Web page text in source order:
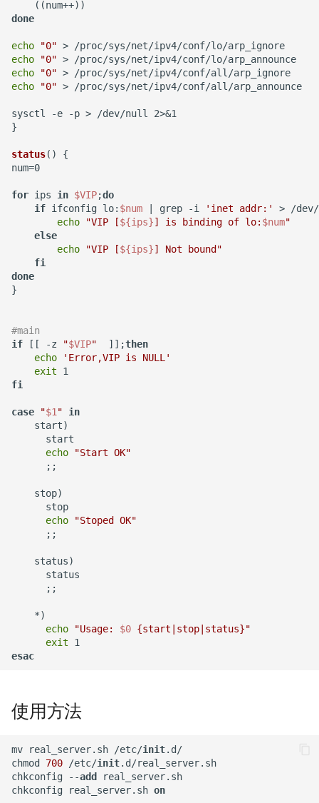
如何解决 Docker容器中文乱
码？
如何自定义带有Windows字
体的Docker镜像？
Docker build镜像 cache的
副作用
如何将 Docker 容器日志记录
使用 supervisor 支持容器
crontab
DockerFile COPY绝对路径
报错
Docker cp 命令
如何使用docker-php-ext-
install安装扩展模块？
如何为Alpine容器安装Perl套
没有LVM逻辑卷如何扩展
Docker存储空间？
Docker stats命令
如何创建 Mongodb 容器？
CentOS 7 部署 Docker引擎
Docker 查找容器的宿主机进
php容器无法加载ssh2模块
Samba 配置共享
hostnamectl 命令
parted 命令
CentOS 7 开机运行脚本
CentOS 7 命令自动补齐
Selinux
CentOS 7 配置网络
CentOS 7 扩展root根分区
supervisord 命令
screen 命令
brctl 命令
Linux 前台与后台
使用 Pecl 安装 intl扩展
rabbitmq 3 安装与配置
测试 CentOS 7 系统
LVM 扩展逻辑卷与文件系统
md5sum 命令
LVM 创建新的逻辑卷
部署 FTP 服务？
如何使用 Docker-Compose
编排 Nodejs 项目？
如何使用 Rancher 打造一个
私有的 CaaS 平台？
编排 Gogs 应用？
如何使用 Docker-Compose
部署 PHP 项目？
使用 Docker-Compose 部署
Docker 编排工具 Compose
Docker Swarm
如何获得 Python 的关键字？
Python 简单爬虫示例
同步与异步
TCP 状态统计脚本
awk 示例
python 列表生成式
python 元组
python 列表常用方法
python 列表基本操作
python 序列和列表
python获取公网IP地址
python以脚本方式运行
Memcached 服务启动脚本
CentOS 配置多IP脚本
while 循环中ssh命令自动退
echo 字背景颜色和文字颜色
Shell 生成随机字符串
Shell 正则表达式
Shell 判断一个文件是否为空
XenServer 6.5 更新补丁
Windows Server 2008R2 配
置 Hyper-V
NFS存储超时导致XenServer
重启
Intel I/O虚拟分配技术(VT-d)
XenServer 使用命令行更新补
XenServer 设置虚拟机CPU
权重
Xen 半虚拟化(PV)和完全虚拟
化(HVM)
XenServer 销毁指定的 VDI
XenServer 隐藏的虚拟机
Master
XenServer 创建 Windows 实
XenServer 建立本地ISO SR
XenServer Tools
XenServer 存储
试用 XenServer 6.2
UUIDs
使用 Shell 批量更改 Mysql表
名
使用 phpMyAdmin 查询
Mysql
Mysql read_only 只读数据库
Mysql sleep()函数
Postgresql 导出与导入示例
redis 常用命令
Mysql innodb replication
Mysql 设置sql_mode
Oracle the password has
expired
Mysql 使用defaults-file免密
Redis 配置
net.core.somaxconn
Mysqlnd
Mysql skip-name-resolve
SuSe Mysql HA 方案
档
Mysql 数据导出与导入
Remmina 连接VNC远程桌面
如何退出 telnet 会话？
Ubuntu 14.04 安装字体
Ubuntu 使用VMware Player
法
Ubuntu 获取笔记本硬件温度
Ubuntu 使用iftop查看网络流
量
使用iotop找到占用磁盘io的
进程
Ubuntu 关闭 Swap
Ubuntu 设置 swappiness
Ubuntu 系统 chpasswd 命令
Ubuntu 配置 SNMP服务
Ubuntu 使用电信3G网络
Ubuntu 使用minicom连接交
换机
zabbix_get 采集数据空值
Zabbix Appliance
Zabbix Agent
Postfix Open Relay
Intel XEON L/E/X/W 系列区
别
测试 iDRAC6(7) 远程控制卡
done
echo "0"
echo
"0"
echo
"0"
echo
"0" > /proc/sys/net/ipv4/conf/all/arp_announce
sysctl -e -p > /dev/null 2>&1
}
status() {
num=0
for ips in $VIP;do
if ifconfig lo: $num | grep -i 'inet addr:'
> /
echo
"VIP [${ips}] is binding of lo: $num"
else
echo
"VIP [${ips}] Not bound"
fi
done
}
#main
if [[ -z "$VIP"
  ]];
then
echo
'Error,VIP is NULL'
exit
fi
case "$1 "
in
    start)
      start
echo
"Start OK"
      ;;
    stop)
      stop
echo
"Stoped OK"
      ;;
    status)
      status
      ;;
    *)
echo
"Usage: $0 {start|stop|status}"
exit
esac
使用方法
mv real_server.sh /etc/init.d/
chmod 700 /etc/init.d/real_server.sh
chkconfig --add
real_server.sh
chkconfig real_server.sh on